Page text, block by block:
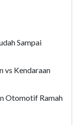
Sampai
vs Kendaraan
Otomotif Ramah